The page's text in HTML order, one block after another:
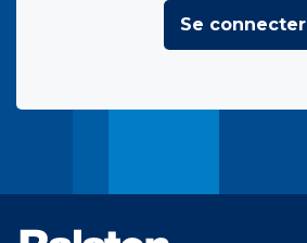
Se connecter